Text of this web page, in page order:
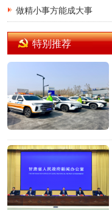
做精小事方能成大事
特别推荐